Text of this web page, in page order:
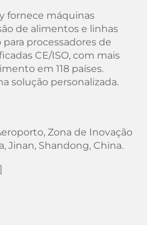
fornece máquinas
de alimentos e linhas
processadores de
CE/ISO, com mais
em 118 países.
solução personalizada.
Zona de Inovação
Jinan, Shandong, China.